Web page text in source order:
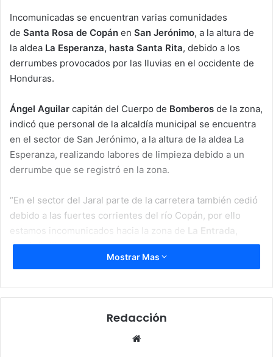
Incomunicadas se encuentran varias comunidades
de Santa Rosa de Copán en San Jerónimo, a la altura de
la aldea La Esperanza, hasta Santa Rita, debido a los
derrumbes provocados por las lluvias en el occidente de
Honduras.
Ángel Aguilar capitán del Cuerpo de Bomberos de la zona,
indicó que personal de la alcaldía municipal se encuentra
en el sector de San Jerónimo, a la altura de la aldea La
Esperanza, realizando labores de limpieza debido a un
derrumbe que se registró en la zona.
“En el sector del Jaral parte de la carretera también cedió
debido a las fuertes corrientes del río Copán, por ello
estamos incomunicados hacia la zona de La Entrada,
Copán”, dijo.
se requiere maquinaria especializada debido a que el daño
barranco que da hacia el río”, resaltó.
Mostrar Mas
Redacción